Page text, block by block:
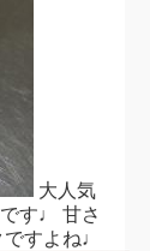
大人気
す♩ 甘さ
すよね♩